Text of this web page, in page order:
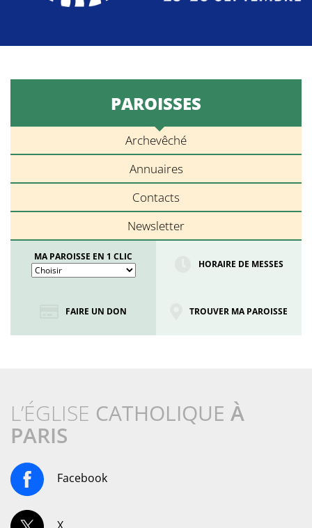
PAROISSES
Archevêché
Annuaires
Contacts
Newsletter
MA PAROISSE EN 1 CLIC
HORAIRE DE MESSES
FAIRE UN DON TROUVER MA PAROISSE
L’ÉGLISE CATHOLIQUE À
PARIS
Facebook